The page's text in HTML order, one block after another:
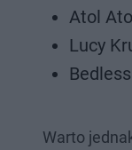
Atol
Lucy
Warto